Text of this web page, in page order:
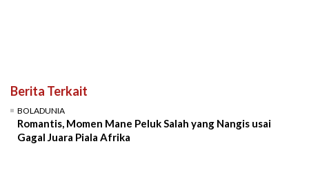
Berita Terkait
BOLADUNIA
Romantis, Momen Mane Peluk Salah yang Nangis usai
Gagal Juara Piala Afrika